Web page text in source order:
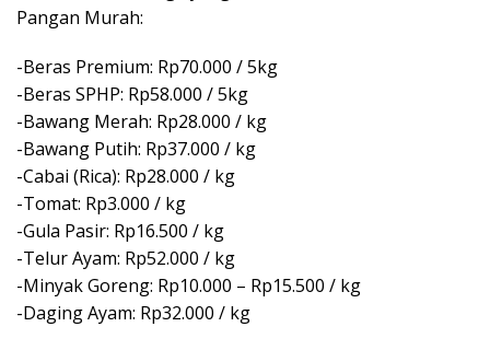
Pangan Murah:
-Beras Premium: Rp70.000 / 5kg
-Beras SPHP: Rp58.000 / 5kg
-Bawang Merah: Rp28.000 / kg
-Bawang Putih: Rp37.000 / kg
-Cabai (Rica): Rp28.000 / kg
-Tomat: Rp3.000 / kg
-Gula Pasir: Rp16.500 / kg
-Telur Ayam: Rp52.000 / kg
-Minyak Goreng: Rp10.000 – Rp15.500 / kg
-Daging Ayam: Rp32.000 / kg